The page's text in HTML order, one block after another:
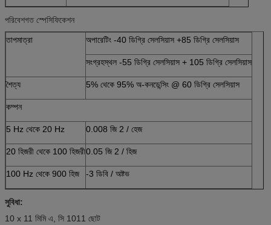
পরিবেশগত স্পেসিফিকেশন
তাপমাত্রা অপারেটিং -40 ডিগ্রি সেলসিয়াস +85 ডিগ্রি সেলসিয়াস
সংগ্রহস্থল -55 ডিগ্রি সেলসিয়াস + 105 ডিগ্রি সেলসিয়াস
শৈত্য 5% থেকে 95% অ-কনডেন্সিং @ 60 ডিগ্রি সেলসিয়াস
কম্পন
5 Hz থেকে 20 Hz 0.008 জি 2 / হেজ
20 হিজরী থেকে 100 হিজরী0.05 জি 2 / হিজ
100 Hz থেকে 900 হিজ -3 ডিবি / অষ্টভ
সুবিধা:
10 x 11 মিমি এ, সি 1011 ছোট